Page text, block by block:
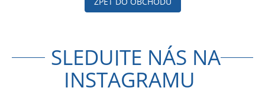
SLEDUJTE NÁS NA
INSTAGRAMU